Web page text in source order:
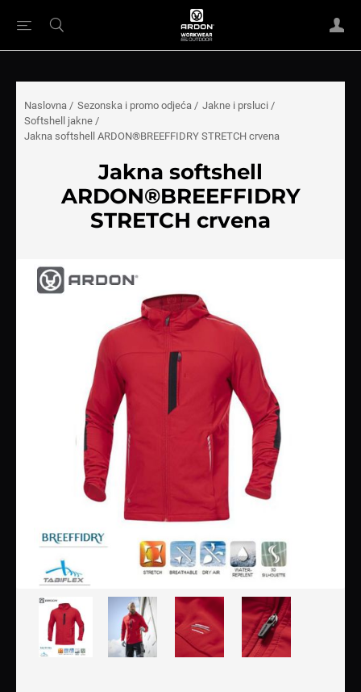
Naslovna / Sezonska i promo odjeća / Jakne i prsluci /
Softshell jakne /
Jakna softshell ARDON®BREEFFIDRY STRETCH crvena
Jakna softshell
ARDON®BREEFFIDRY
STRETCH crvena